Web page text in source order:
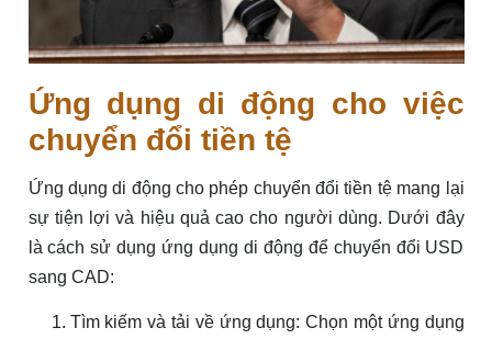
Ứng dụng di động cho việc
chuyển đổi tiền tệ
Ứng dụng di động cho phép chuyển đổi tiền tệ mang lại
sự tiện lợi và hiệu quả cao cho người dùng. Dưới đây
là cách sử dụng ứng dụng di động để chuyển đổi USD
sang CAD:
Tìm kiếm và tải về ứng dụng: Chọn một ứng dụng